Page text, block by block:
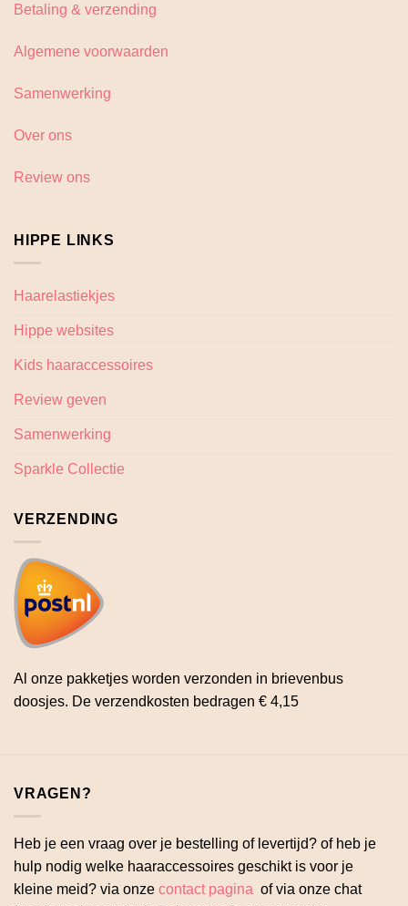
Betaling & verzending
Algemene voorwaarden
Samenwerking
Over ons
Review ons
HIPPE LINKS
Haarelastiekjes
Hippe websites
Kids haaraccessoires
Review geven
Samenwerking
Sparkle Collectie
VERZENDING
Al onze pakketjes worden verzonden in brievenbus
doosjes. De verzendkosten bedragen € 4,15
VRAGEN?
Heb je een vraag over je bestelling of levertijd? of heb je
hulp nodig welke haaraccessoires geschikt is voor je
kleine meid? via onze contact pagina of via onze chat